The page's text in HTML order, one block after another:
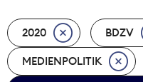
2020 BDZV
MEDIENPOLITIK